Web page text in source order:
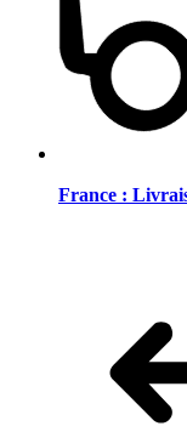
France :